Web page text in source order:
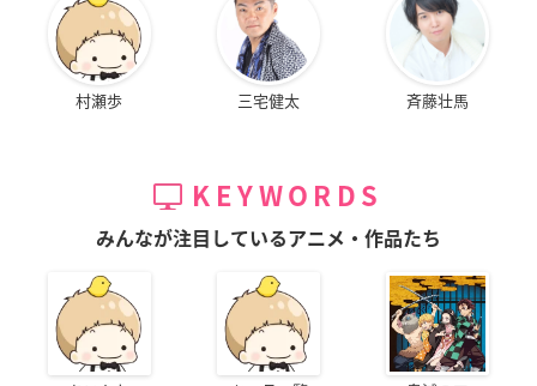
村瀬歩 三宅健太 斉藤壮馬
KEYWORDS
みんなが注目しているアニメ・作品たち